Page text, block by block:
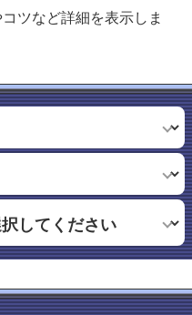
ツなど詳細を表示しま